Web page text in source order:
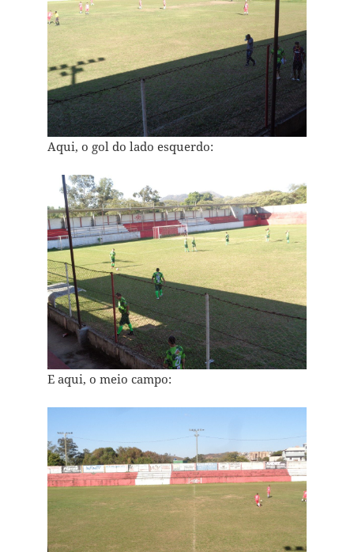
Aqui, o gol do lado esquerdo:
E aqui, o meio campo: